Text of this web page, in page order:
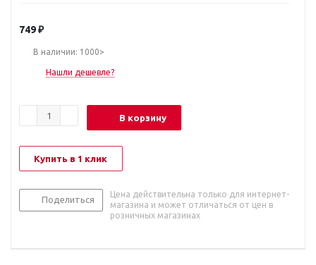
749₽
В наличии: 1000>
Нашли дешевле?
В корзину
Купить в 1 клик
Поделиться
Цена действительна только для интернет-
магазина и может отличаться от цен в
розничных магазинах